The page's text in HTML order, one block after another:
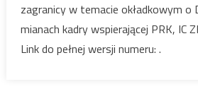
zagranicy w temacie okładkowym o
mianach kadry wspierającej PRK, IC
Link do pełnej wersji numeru: .